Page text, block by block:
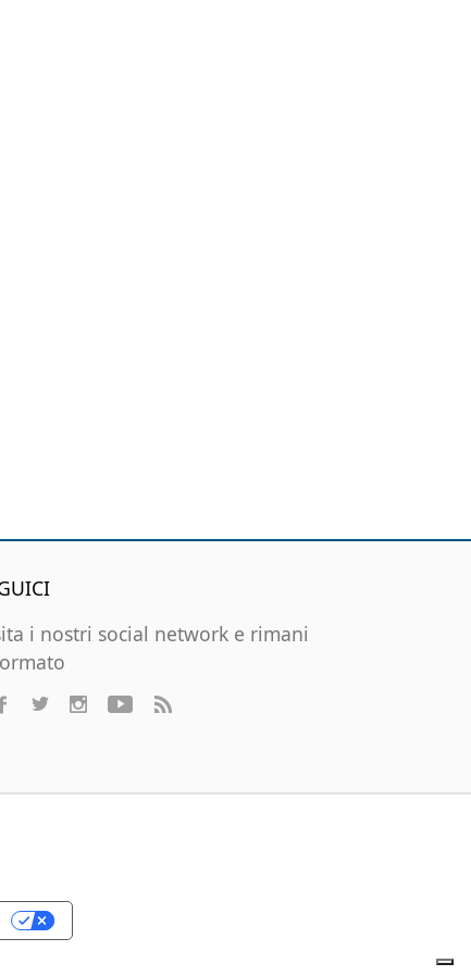
i nostri social network e rimani